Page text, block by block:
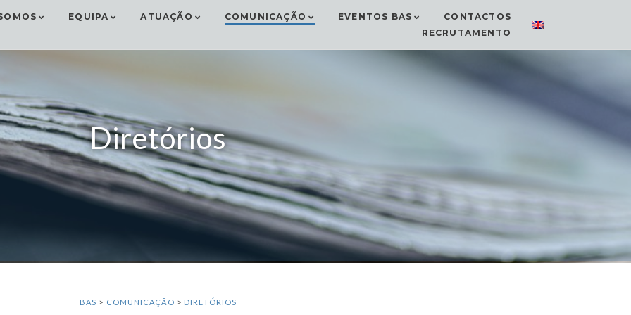
EQUIPA ATUAÇÃO COMUNICAÇÃO EVENTOS BAS
CONTACTOS
RECRUTAMENTO
Diretórios
BAS > COMUNICAÇÃO > DIRETÓRIOS